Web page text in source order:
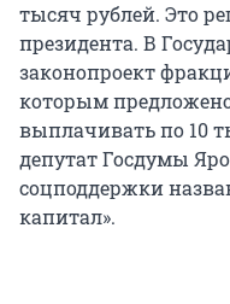
тысяч рублей. Это
президента. В
законопроект
которым
выплачивать по 10
депутат Госдумы
соцподдержки
капитал».